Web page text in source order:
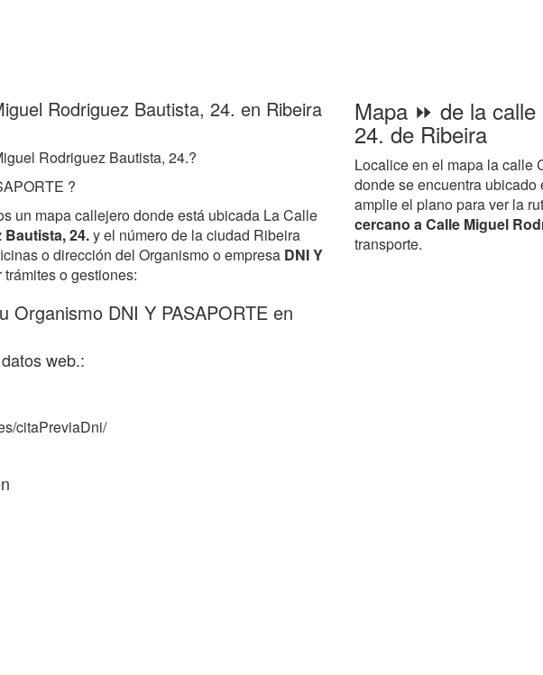
Rodriguez Bautista, 24. en Ribeira
Rodriguez Bautista, 24.?
?
un mapa callejero donde está ubicada La Calle
Bautista, 24.y el número de la ciudad Ribeira
o dirección del Organismo o empresa DNI Y
o gestiones:
Organismo DNI Y PASAPORTE en
web.:
citaPreviaDni/
Mapa ⏩ de la
24. de Ribeira
Localice en el mapa la calle
donde se encuentra
amplie el plano para ver la
cercano a Calle Miguel
transporte.